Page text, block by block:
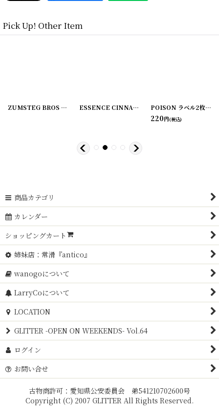
Pick Up! Other Item
220107-2] 220107-3]
ZUMSTEG BROS ラベル2枚セット [ 220107-4]
ESSENCE CINNAMON ラベル2枚セット C.M. VAN FLEET POISON ラベル2枚セット ZUMSTEG BROS
220円(税込)
商品カテゴリ
カレンダー
ショッピングカート
姉妹店：常滑『antico』
wanogoについて
LarryCoについて
LOCATION
GLITTER -OPEN ON WEEKENDS- Vol.64
ログイン
お問い合せ
古物商許可：愛知県公安委員会 弟541210702600号
Copyright (C) 2007 GLITTER All Rights Reserved.